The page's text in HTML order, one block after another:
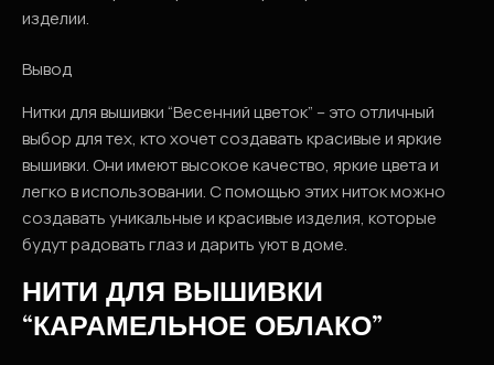
изделии.
Вывод
Нитки для вышивки “Весенний цветок” – это отличный
выбор для тех, кто хочет создавать красивые и яркие
вышивки. Они имеют высокое качество, яркие цвета и
легко в использовании. С помощью этих ниток можно
создавать уникальные и красивые изделия, которые
будут радовать глаз и дарить уют в доме.
НИТИ ДЛЯ ВЫШИВКИ
“КАРАМЕЛЬНОЕ ОБЛАКО”